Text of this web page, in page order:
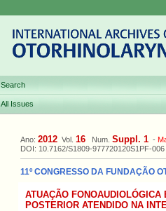
Search
All Issues
Ano: 2012 Vol. 16 Num. Suppl. 1 -
DOI: 10.7162/S1809-977720120S1PF-006
11º CONGRESSO DA FUNDAÇÃO
ATUAÇÃO
POSTERIOR ATENDIDO NA